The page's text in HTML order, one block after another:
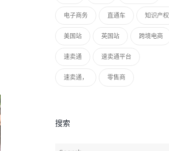
电子商务 直通车 知识产权
美国站 英国站 跨境电商
速卖通 速卖通平台
速卖通， 零售商
搜索